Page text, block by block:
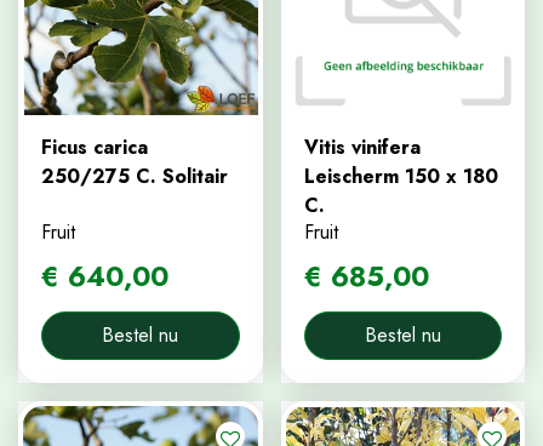
Ficus carica
250/275 C. Solitair
Fruit
€ 640,00
Bestel nu
Vitis vinifera
Leischerm 150 x 180
C.
Fruit
€ 685,00
Bestel nu